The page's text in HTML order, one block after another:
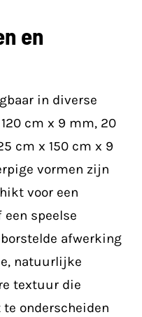
en
in diverse
cm x 9 mm, 20
cm x 150 cm x 9
vormen zijn
voor een
speelse
afwerking
natuurlijke
textuur die
onderscheiden